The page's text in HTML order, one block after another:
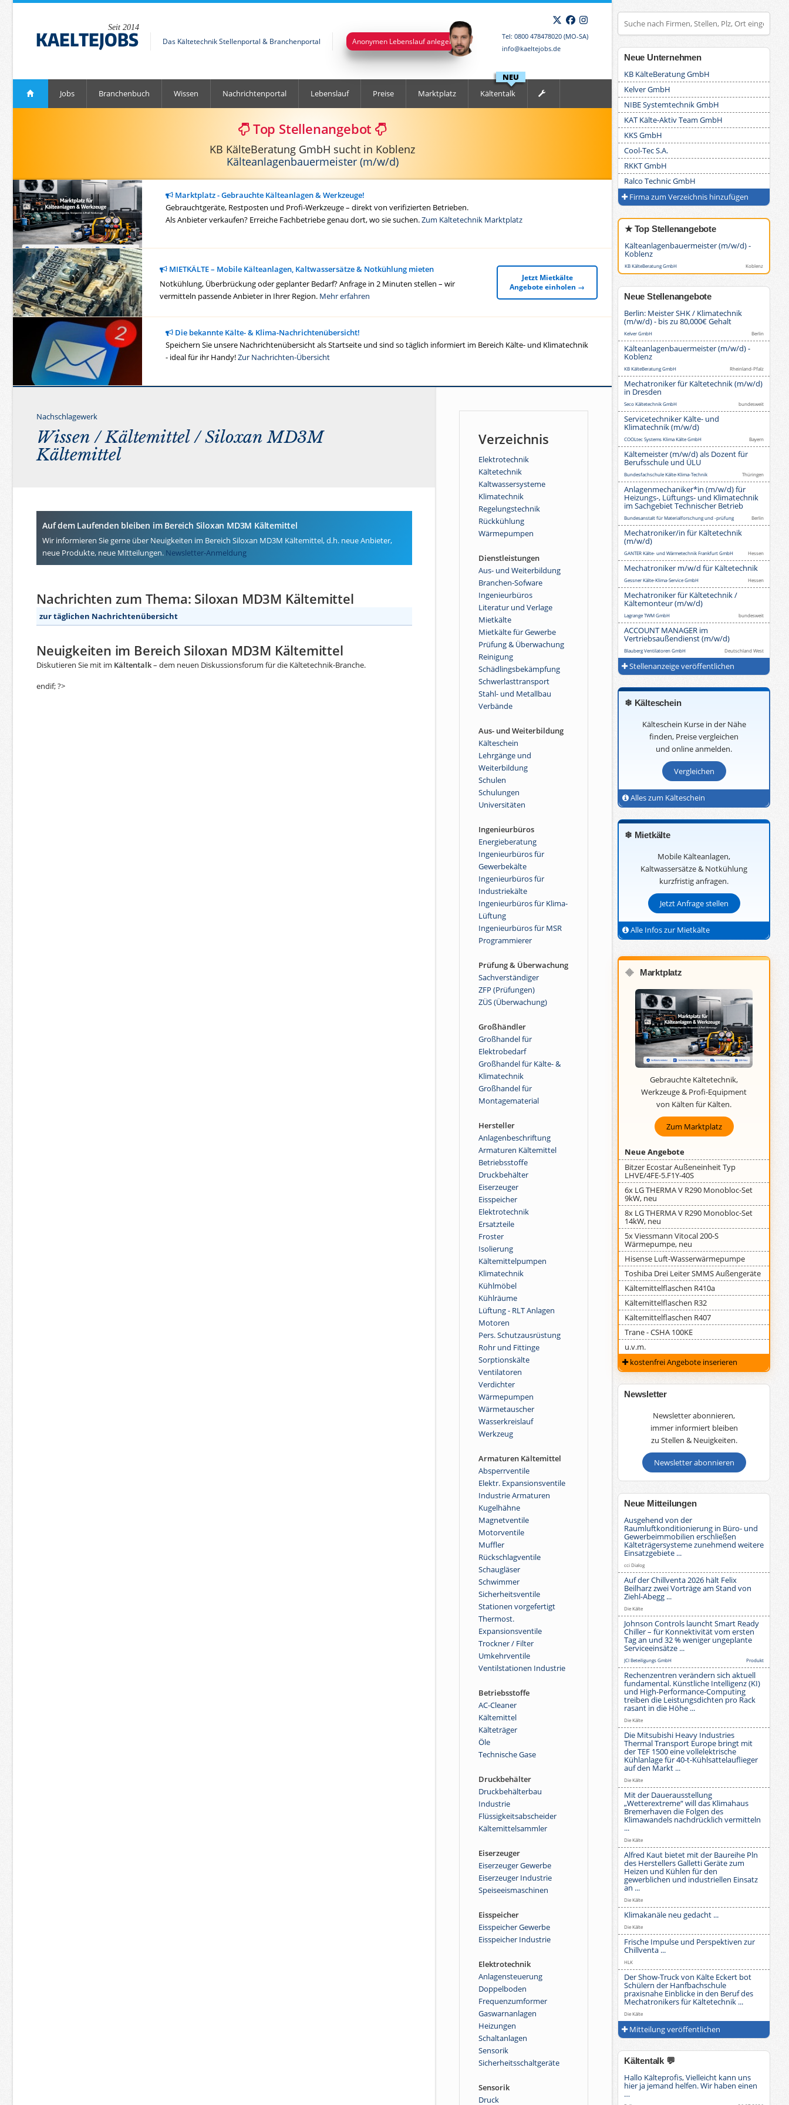
Seit 2014
Das Kältetechnik Stellenportal & Branchenportal Anonymen Lebenslauf anlegen
X Facebook
Tel: 0800 478478020 (MO-SA)
info@kaeltejobs.de
Jobs Branchenbuch Wissen Nachrichtenportal Lebenslauf Preise Marktplatz
NEU
Kältentalk
Top Stellenangebot
KB KälteBeratung GmbH sucht in Koblenz
Kälteanlagenbauermeister (m/w/d)
Marktplatz - Gebrauchte Kälteanlagen & Werkzeuge!
Gebrauchtgeräte, Restposten und Profi-Werkzeuge – direkt von verifizierten Betrieben.
Als Anbieter verkaufen? Erreiche Fachbetriebe genau dort, wo sie suchen.Zum Kältetechnik Marktplatz
MIETKÄLTE – Mobile Kälteanlagen, Kaltwassersätze & Notkühlung mieten
Notkühlung, Überbrückung oder geplanter Bedarf? Anfrage in 2 Minuten stellen – wir
vermitteln passende Anbieter in Ihrer Region. Mehr erfahren
Jetzt Mietkälte
Angebote einholen →
Die bekannte Kälte- & Klima-Nachrichtenübersicht!
Speichern Sie unsere Nachrichtenübersicht als Startseite und sind so täglich informiert im Bereich Kälte- und Klimatechnik
- ideal für ihr Handy!Zur Nachrichten-Übersicht
Nachschlagewerk
Wissen /Kältemittel/ Siloxan MD3M
Kältemittel
Auf dem Laufenden bleiben im Bereich Siloxan MD3M Kältemittel
Wir informieren Sie gerne über Neuigkeiten im Bereich Siloxan MD3M Kältemittel, d.h. neue Anbieter,
neue Produkte, neue Mitteilungen. Newsletter-Anmeldung
Nachrichten zum Thema: Siloxan MD3M Kältemittel
zur täglichen Nachrichtenübersicht
Neuigkeiten im Bereich Siloxan MD3M Kältemittel
Diskutieren Sie mit im Kältentalk– dem neuen Diskussionsforum für die Kältetechnik-Branche.
endif; ?>
Verzeichnis
Elektrotechnik
Kältetechnik
Kaltwassersysteme
Klimatechnik
Regelungstechnik
Rückkühlung
Wärmepumpen
Dienstleistungen
Aus- und Weiterbildung
Branchen-Sofware
Ingenieurbüros
Literatur und Verlage
Mietkälte
Mietkälte für Gewerbe
Prüfung & Überwachung
Reinigung
Schädlingsbekämpfung
Schwerlasttransport
Stahl- und Metallbau
Verbände
Aus- und Weiterbildung
Kälteschein
Lehrgänge und
Weiterbildung
Schulen
Schulungen
Universitäten
Ingenieurbüros
Energieberatung
Ingenieurbüros für
Gewerbekälte
Ingenieurbüros für
Industriekälte
Ingenieurbüros für Klima-
Lüftung
Ingenieurbüros für MSR
Programmierer
Prüfung & Überwachung
Sachverständiger
ZFP (Prüfungen)
ZÜS (Überwachung)
Großhändler
Großhandel für
Elektrobedarf
Großhandel für Kälte- &
Klimatechnik
Großhandel für
Montagematerial
Hersteller
Anlagenbeschriftung
Armaturen Kältemittel
Betriebsstoffe
Druckbehälter
Eiserzeuger
Eisspeicher
Elektrotechnik
Ersatzteile
Froster
Isolierung
Kältemittelpumpen
Klimatechnik
Kühlmöbel
Kühlräume
Lüftung - RLT Anlagen
Motoren
Pers. Schutzausrüstung
Rohr und Fittinge
Sorptionskälte
Ventilatoren
Verdichter
Wärmepumpen
Wärmetauscher
Wasserkreislauf
Werkzeug
Armaturen Kältemittel
Absperrventile
Elektr. Expansionsventile
Industrie Armaturen
Kugelhähne
Magnetventile
Motorventile
Muffler
Rückschlagventile
Schaugläser
Schwimmer
Sicherheitsventile
Stationen vorgefertigt
Thermost.
Expansionsventile
Trockner / Filter
Umkehrventile
Ventilstationen Industrie
Betriebsstoffe
AC-Cleaner
Kältemittel
Kälteträger
Öle
Technische Gase
Druckbehälter
Druckbehälterbau
Industrie
Flüssigkeitsabscheider
Kältemittelsammler
Eiserzeuger
Eiserzeuger Gewerbe
Eiserzeuger Industrie
Speiseeismaschinen
Eisspeicher
Eisspeicher Gewerbe
Eisspeicher Industrie
Elektrotechnik
Anlagensteuerung
Doppelboden
Frequenzumformer
Gaswarnanlagen
Heizungen
Schaltanlagen
Sensorik
Sicherheitsschaltgeräte
Sensorik
Druck
Neue Unternehmen
KB KälteBeratung GmbH
Kelver GmbH
NIBE Systemtechnik GmbH
KAT Kälte-Aktiv Team GmbH
KKS GmbH
Cool-Tec S.A.
RKKT GmbH
Ralco Technic GmbH
Firma zum Verzeichnis hinzufügen
★ Top Stellenangebote
Kälteanlagenbauermeister (m/w/d) -
Koblenz
KB KälteBeratung GmbH Koblenz
Neue Stellenangebote
Berlin: Meister SHK / Klimatechnik
(m/w/d) - bis zu 80,000€ Gehalt
Kelver GmbH Berlin
Kälteanlagenbauermeister (m/w/d) -
Koblenz
KB KälteBeratung GmbH Rheinland-Pfalz
Mechatroniker für Kältetechnik (m/w/d)
in Dresden
Seco Kältetechnik GmbH bundesweit
Servicetechniker Kälte- und
Klimatechnik (m/w/d)
COOLtec Systems Klima Kälte GmbH Bayern
Kältemeister (m/w/d) als Dozent für
Berufsschule und ÜLU
Bundesfachschule Kälte-Klima-Technik Thüringen
Anlagenmechaniker*in (m/w/d) für
Heizungs-, Lüftungs- und Klimatechnik
im Sachgebiet Technischer Betrieb
Bundesanstalt für Materialforschung und -prüfung Berlin
Mechatroniker/in für Kältetechnik
(m/w/d)
GANTER Kälte- und Wärmetechnik Frankfurt GmbH Hessen
Mechatroniker m/w/d für Kältetechnik
Gessner Kälte-Klima-Service GmbH Hessen
Mechatroniker für Kältetechnik /
Kältemonteur (m/w/d)
Lagrange TWM GmbH bundesweit
ACCOUNT MANAGER im
Vertriebsaußendienst (m/w/d)
Blauberg Ventilatoren GmbH Deutschland West
Stellenanzeige veröffentlichen
❄ Kälteschein
Kälteschein Kurse in der Nähe
finden, Preise vergleichen
und online anmelden.
Vergleichen
Alles zum Kälteschein
❄ Mietkälte
Mobile Kälteanlagen,
Kaltwassersätze & Notkühlung
kurzfristig anfragen.
Jetzt Anfrage stellen
Alle Infos zur Mietkälte
🔶 Marktplatz
Gebrauchte Kältetechnik,
Werkzeuge & Profi-Equipment
von Kälten für Kälten.
Zum Marktplatz
Neue Angebote
Bitzer Ecostar Außeneinheit Typ
LHVE/4FE-5.F1Y-40S
6x LG THERMA V R290 Monobloc-Set
9kW, neu
8x LG THERMA V R290 Monobloc-Set
14kW, neu
5x Viessmann Vitocal 200-S
Wärmepumpe, neu
Hisense Luft-Wasserwärmepumpe
Toshiba Drei Leiter SMMS Außengeräte
Kältemittelflaschen R410a
Kältemittelflaschen R32
Kältemittelflaschen R407
Trane - CSHA 100KE
u.v.m.
kostenfrei Angebote inserieren
Newsletter
Newsletter abonnieren,
immer informiert bleiben
zu Stellen & Neuigkeiten.
Newsletter abonnieren
Neue Mitteilungen
Ausgehend von der
Raumluftkonditionierung in Büro- und
Gewerbeimmobilien erschließen
Kälteträgersysteme zunehmend weitere
Einsatzgebiete ...
cci Dialog
Auf der Chillventa 2026 hält Felix
Beilharz zwei Vorträge am Stand von
Ziehl-Abegg ...
Die Kälte
Johnson Controls launcht Smart Ready
Chiller – für Konnektivität vom ersten
Tag an und 32 % weniger ungeplante
Serviceeinsätze ...
JCI Beteiligungs GmbH Produkt
Rechenzentren verändern sich aktuell
fundamental. Künstliche Intelligenz (KI)
und High-Performance-Computing
treiben die Leistungsdichten pro Rack
rasant in die Höhe ...
Die Kälte
Die Mitsubishi Heavy Industries
Thermal Transport Europe bringt mit
der TEF 1500 eine vollelektrische
Kühlanlage für 40-t-Kühlsattelauflieger
auf den Markt ...
Die Kälte
Mit der Dauerausstellung
„Wetterextreme“ will das Klimahaus
Bremerhaven die Folgen des
Klimawandels nachdrücklich vermitteln
...
Die Kälte
Alfred Kaut bietet mit der Baureihe Pln
des Herstellers Galletti Geräte zum
Heizen und Kühlen für den
gewerblichen und industriellen Einsatz
an ...
Die Kälte
Klimakanäle neu gedacht ...
Die Kälte
Frische Impulse und Perspektiven zur
Chillventa ...
HLK
Der Show-Truck von Kälte Eckert bot
Schülern der Hanfbachschule
praxisnahe Einblicke in den Beruf des
Mechatronikers für Kältetechnik ...
Die Kälte
Mitteilung veröffentlichen
Kältentalk 💬
Hallo Kälteprofis, Vielleicht kann uns
hier ja jemand helfen. Wir haben einen
…